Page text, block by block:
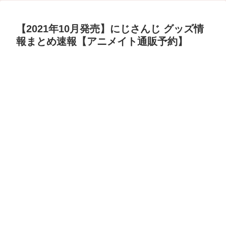
【2021年10月発売】にじさんじ グッズ情
報まとめ速報【アニメイト通販予約】